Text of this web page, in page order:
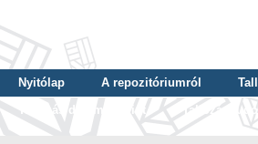
Nyitólap A repozitóriumról
Tallózás dátum szerint
Tallózás